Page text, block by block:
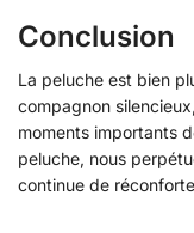
Conclusion
La peluche est bien
compagnon
moments importants
peluche, nous
continue de